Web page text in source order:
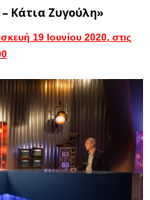
Κάτια Ζυγούλη»
19 Ιουνίου 2020, στις